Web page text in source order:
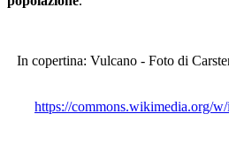
In copertina: Vulcano - Foto di
https://commons.wikimedia.org/